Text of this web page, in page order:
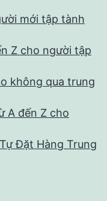
mới tập tành
Z cho người tập
không qua trung
A đến Z cho
Đặt Hàng Trung